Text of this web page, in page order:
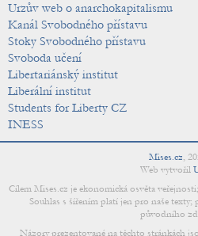
Urzův web o anarchokapitalismu
Kanál Svobodného přístavu
Stoky Svobodného přístavu
Svoboda učení
Libertariánský institut
Liberální institut
Students for Liberty CZ
INESS
Mises.cz,
Web vytvořil
Cílem Mises.cz je ekonomická osvěta
Souhlas s šířením platí jen pro naše
původního
Názory prezentované na těchto stránkách